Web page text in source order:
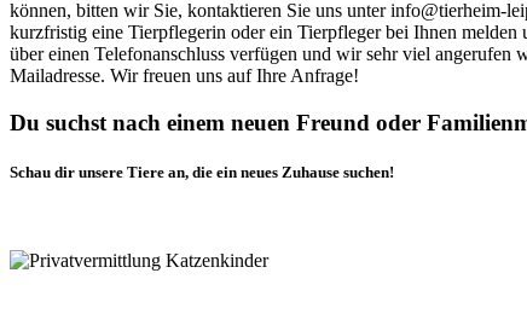
können, bitten wir Sie, kontaktieren Sie uns unter info@tierheim-
kurzfristig eine Tierpflegerin oder ein Tierpfleger bei Ihnen
über einen Telefonanschluss verfügen und wir sehr viel angerufen
Mailadresse. Wir freuen uns auf Ihre Anfrage!
Du suchst nach einem neuen Freund oder
Schau dir unsere Tiere an, die ein neues Zuhause suchen!